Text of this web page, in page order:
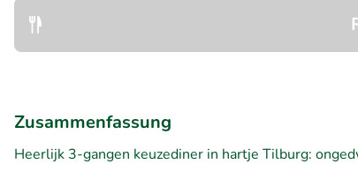
Zusammenfassung
Heerlijk 3-gangen keuzediner in hartje Tilburg: